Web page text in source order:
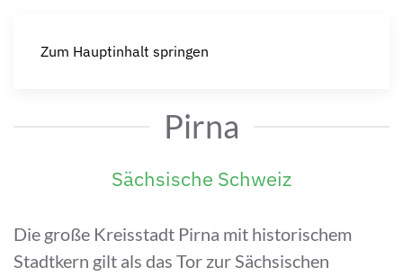
Zum Hauptinhalt springen
Pirna
Sächsische Schweiz
Die große Kreisstadt Pirna mit historischem
Stadtkern gilt als das Tor zur Sächsischen